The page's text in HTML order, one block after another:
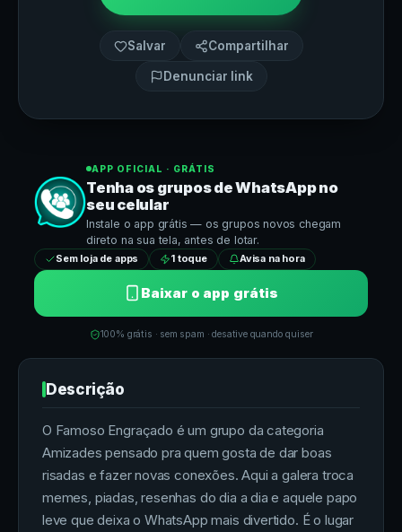
Salvar Compartilhar
Denunciar link
APP OFICIAL · GRÁTIS
Tenha os grupos deWhatsAppno
seu celular
Instale o app grátis — os grupos novos chegam
direto na sua tela, antes de lotar.
Sem loja de apps 1 toque Avisa na hora
Baixar o app grátis
100% grátis · sem spam · desative quando quiser
Descrição
O Famoso Engraçado é um grupo da categoria
Amizades pensado pra quem gosta de dar boas
risadas e fazer novas conexões. Aqui a galera troca
memes, piadas, resenhas do dia a dia e aquele papo
leve que deixa o WhatsApp mais divertido. É o lugar